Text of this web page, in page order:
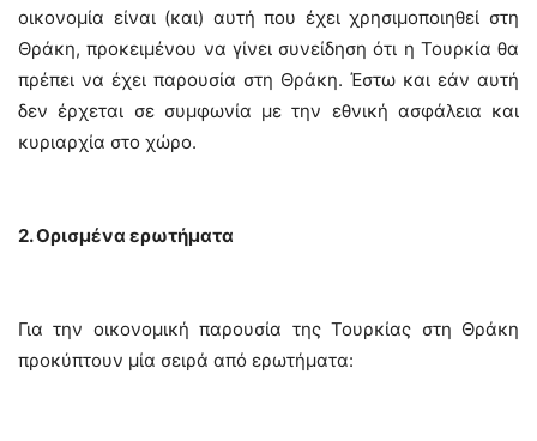
οικονομία είναι (και) αυτή που έχει χρησιμοποιηθεί στη
Θράκη, προκειμένου να γίνει συνείδηση ότι η Τουρκία θα
πρέπει να έχει παρουσία στη Θράκη. Έστω και εάν αυτή
δεν έρχεται σε συμφωνία με την εθνική ασφάλεια και
κυριαρχία στο χώρο.
2. Ορισμένα ερωτήματα
Για την οικονομική παρουσία της Τουρκίας στη Θράκη
προκύπτουν μία σειρά από ερωτήματα: